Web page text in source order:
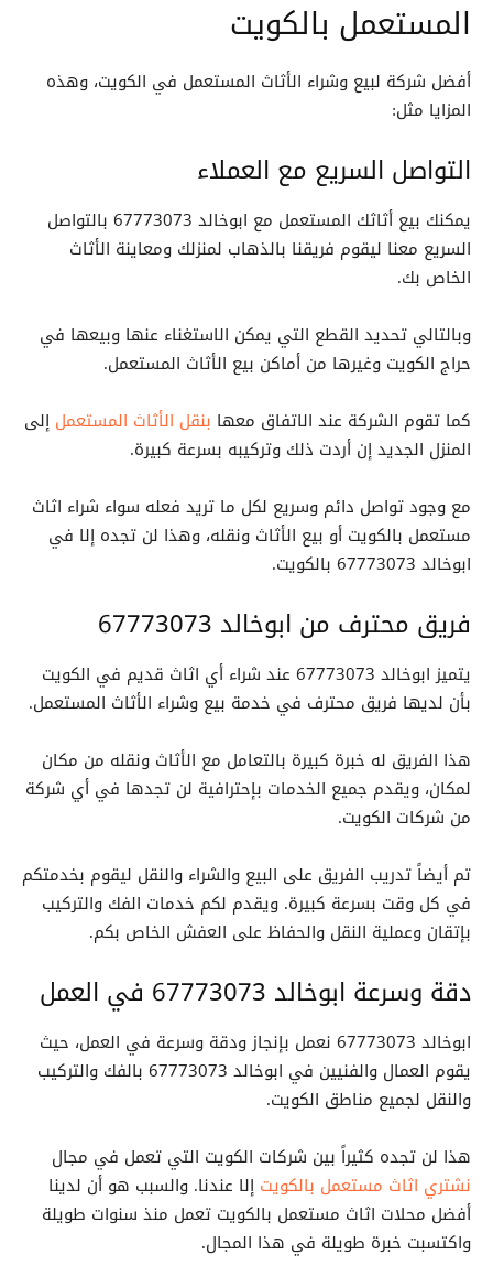
المستعمل بالكويت
أفضل شركة لبيع وشراء الأثاث المستعمل في الكويت، وهذه
المزايا مثل:
التواصل السريع مع العملاء
يمكنك بيع أثاثك المستعمل مع ابوخالد 67773073 بالتواصل
السريع معنا ليقوم فريقنا بالذهاب لمنزلك ومعاينة الأثاث
الخاص بك.
وبالتالي تحديد القطع التي يمكن الاستغناء عنها وبيعها في
حراج الكويت وغيرها من أماكن بيع الأثاث المستعمل.
كما تقوم الشركة عند الاتفاق معها بنقل الأثاث المستعمل إلى
المنزل الجديد إن أردت ذلك وتركيبه بسرعة كبيرة.
مع وجود تواصل دائم وسريع لكل ما تريد فعله سواء شراء اثاث
مستعمل بالكويت أو بيع الأثاث ونقله، وهذا لن تجده إلا في
ابوخالد 67773073 بالكويت.
فريق محترف من ابوخالد 67773073
يتميز ابوخالد 67773073 عند شراء أي اثاث قديم في الكويت
بأن لديها فريق محترف في خدمة بيع وشراء الأثاث المستعمل.
هذا الفريق له خبرة كبيرة بالتعامل مع الأثاث ونقله من مكان
لمكان، ويقدم جميع الخدمات بإحترافية لن تجدها في أي شركة
من شركات الكويت.
تم أيضاً تدريب الفريق على البيع والشراء والنقل ليقوم بخدمتكم
في كل وقت بسرعة كبيرة. ويقدم لكم خدمات الفك والتركيب
بإتقان وعملية النقل والحفاظ على العفش الخاص بكم.
دقة وسرعة ابوخالد 67773073 في العمل
ابوخالد 67773073 نعمل بإنجاز ودقة وسرعة في العمل، حيث
يقوم العمال والفنيين في ابوخالد 67773073 بالفك والتركيب
والنقل لجميع مناطق الكويت.
هذا لن تجده كثيراً بين شركات الكويت التي تعمل في مجال
نشتري اثاث مستعمل بالكويت إلا عندنا. والسبب هو أن لدينا
أفضل محلات اثاث مستعمل بالكويت تعمل منذ سنوات طويلة
واكتسبت خبرة طويلة في هذا المجال.